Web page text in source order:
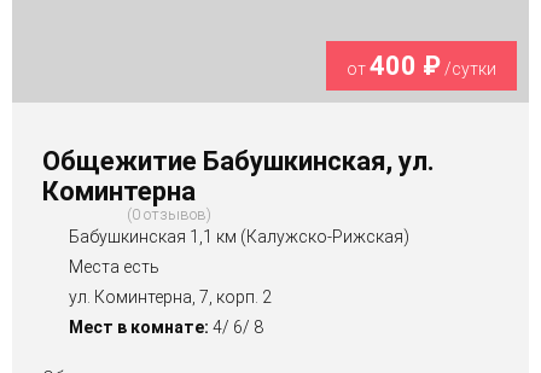
от400 ₽/сутки
Общежитие Бабушкинская, ул.
Коминтерна
0 отзывов
Бабушкинская 1,1 км (Калужско-Рижская)
Места есть
ул. Коминтерна, 7, корп. 2
Мест в комнате: 4/ 6/ 8